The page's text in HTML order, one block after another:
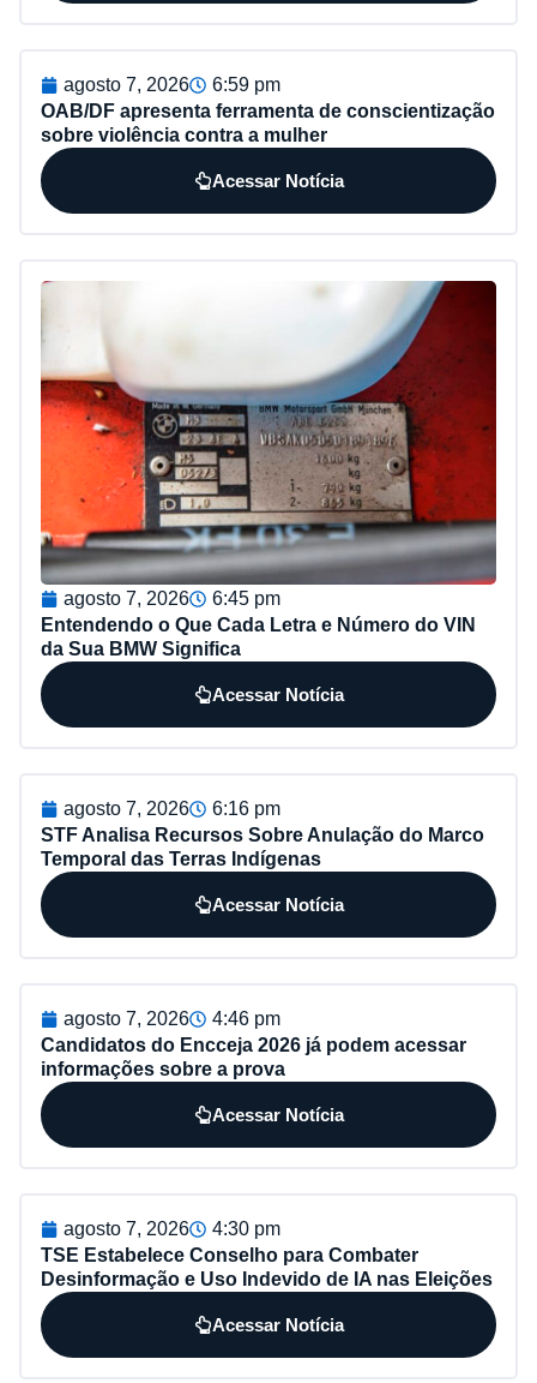
agosto 7, 2026
6:59 pm
OAB/DF apresenta ferramenta de conscientização
sobre violência contra a mulher
Acessar Notícia
agosto 7, 2026
6:45 pm
Entendendo o Que Cada Letra e Número do VIN
da Sua BMW Significa
Acessar Notícia
agosto 7, 2026
6:16 pm
STF Analisa Recursos Sobre Anulação do Marco
Temporal das Terras Indígenas
Acessar Notícia
agosto 7, 2026
4:46 pm
Candidatos do Encceja 2026 já podem acessar
informações sobre a prova
Acessar Notícia
agosto 7, 2026
4:30 pm
TSE Estabelece Conselho para Combater
Desinformação e Uso Indevido de IA nas Eleições
Acessar Notícia